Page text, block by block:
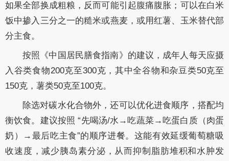
如果全部换成粗粮，反而可能引起腹痛腹胀；可以在白米
饭中掺入三分之一的糙米或燕麦，或用红薯、玉米替代部
分主食。
按照《中国居民膳食指南》的建议，成年人每天应摄
入谷类食物200克至300克，其中全谷物和杂豆类50克至
150克，薯类50克至100克。
除选对碳水化合物外，还可以优化进食顺序，搭配均
衡饮食。建议按照 “先喝汤/水→吃蔬菜→吃蛋白质（肉蛋
奶）→最后吃主食”的顺序进餐。这能有效延缓葡萄糖吸
收速度，减少胰岛素分泌，从而抑制脂肪堆积和水肿发